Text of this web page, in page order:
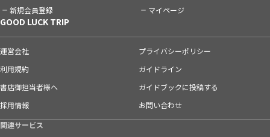
新規会員登録 マイページ
GOOD LUCK TRIP
運営会社
プライバシーポリシー
利用規約
ガイドライン
書店御担当者様へ
ガイドブックに投稿する
採用情報
お問い合わせ
関連サービス